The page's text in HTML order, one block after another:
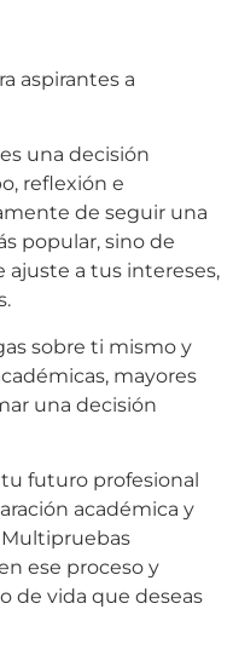
aspirantes a
una decisión
reflexión e
de seguir una
popular, sino de
ajuste a tus intereses,
sobre ti mismo y
mayores
una decisión
futuro profesional
académica y
ese proceso y
de vida que deseas